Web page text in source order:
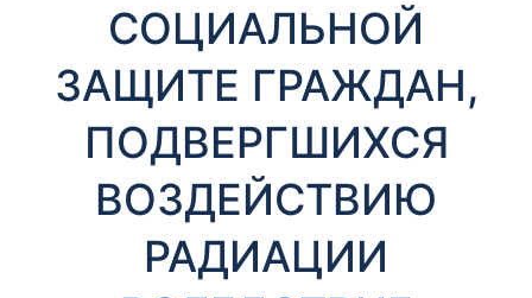
СОЦИАЛЬНОЙ
ЗАЩИТЕ ГРАЖДАН,
ПОДВЕРГШИХСЯ
ВОЗДЕЙСТВИЮ
РАДИАЦИИ
Необходимые